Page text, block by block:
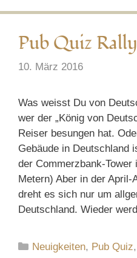
Pub Quiz
10. März 2016
Was weisst Du von
wer der „König von
Reiser besungen hat.
Gebäude in Deutschland
der Commerzbank-
Metern) Aber in der April-
dreht es sich nur um
Deutschland. Wieder
Kategorien
Neuigkeiten, Pub Quiz